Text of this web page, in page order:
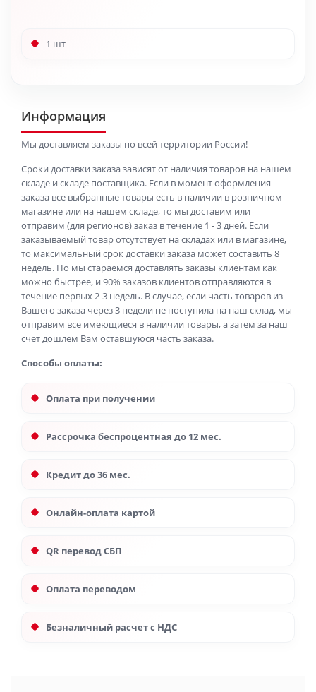
1 шт
Информация
Мы доставляем заказы по всей территории России!
Сроки доставки заказа зависят от наличия товаров на нашем
складе и складе поставщика. Если в момент оформления
заказа все выбранные товары есть в наличии в розничном
магазине или на нашем складе, то мы доставим или
отправим (для регионов) заказ в течение 1 - 3 дней. Если
заказываемый товар отсутствует на складах или в магазине,
то максимальный срок доставки заказа может составить 8
недель. Но мы стараемся доставлять заказы клиентам как
можно быстрее, и 90% заказов клиентов отправляются в
течение первых 2-3 недель. В случае, если часть товаров из
Вашего заказа через 3 недели не поступила на наш склад, мы
отправим все имеющиеся в наличии товары, а затем за наш
счет дошлем Вам оставшуюся часть заказа.
Способы оплаты:
Оплата при получении
Рассрочка беспроцентная до 12 мес.
Кредит до 36 мес.
Онлайн-оплата картой
QR перевод СБП
Оплата переводом
Безналичный расчет с НДС